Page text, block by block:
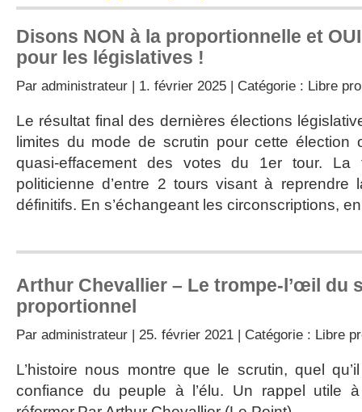
Disons NON à la proportionnelle et
pour les législatives !
Par administrateur | 1. février 2025 | Catégorie : Libre
Le résultat final des dernières élections
limites du mode de scrutin pour cette
quasi-effacement des votes du 1er tour. La
politicienne d’entre 2 tours visant à reprendre
définitifs. En s’échangeant les circonscriptions,
Arthur Chevallier – Le trompe-l’œil du
proportionnel
Par administrateur | 25. février 2021 | Catégorie : Libre
L’histoire nous montre que le scrutin, quel
confiance du peuple à l’élu. Un rappel utile